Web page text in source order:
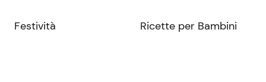
Festività Ricette per Bambini